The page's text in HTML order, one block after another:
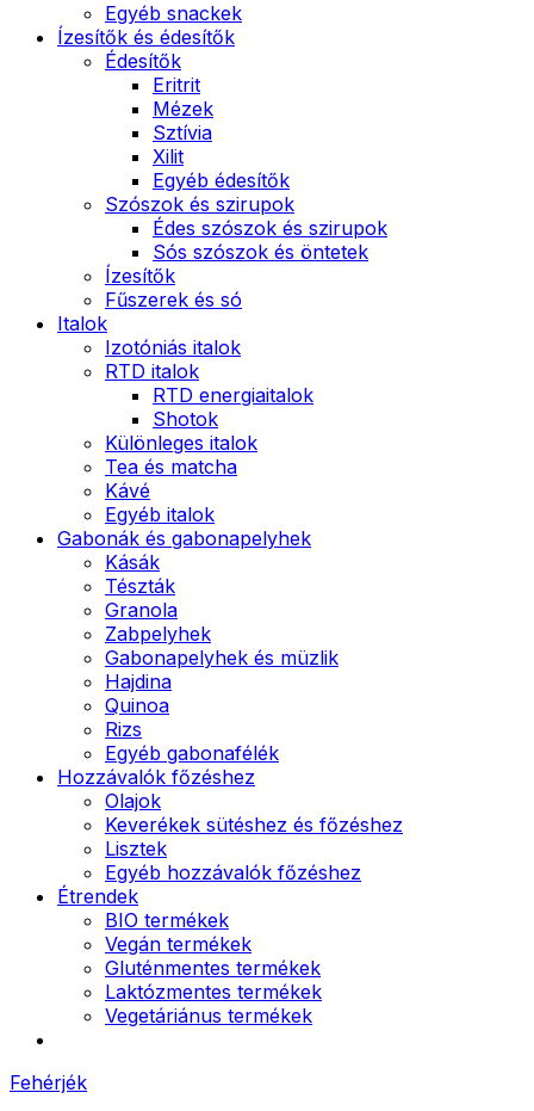
Egyéb snackek
Ízesítők és édesítők
Édesítők
Eritrit
Mézek
Sztívia
Xilit
Egyéb édesítők
Szószok és szirupok
Édes szószok és szirupok
Sós szószok és öntetek
Ízesítők
Fűszerek és só
Italok
Izotóniás italok
RTD italok
RTD energiaitalok
Shotok
Különleges italok
Tea és matcha
Kávé
Egyéb italok
Gabonák és gabonapelyhek
Kásák
Tészták
Granola
Zabpelyhek
Gabonapelyhek és müzlik
Hajdina
Quinoa
Rizs
Egyéb gabonafélék
Hozzávalók főzéshez
Olajok
Keverékek sütéshez és főzéshez
Lisztek
Egyéb hozzávalók főzéshez
Étrendek
BIO termékek
Vegán termékek
Gluténmentes termékek
Laktózmentes termékek
Vegetáriánus termékek
Fehérjék